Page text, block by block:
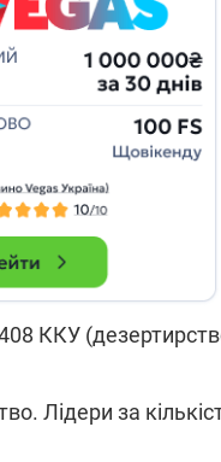
ККУ
Лідери за
на